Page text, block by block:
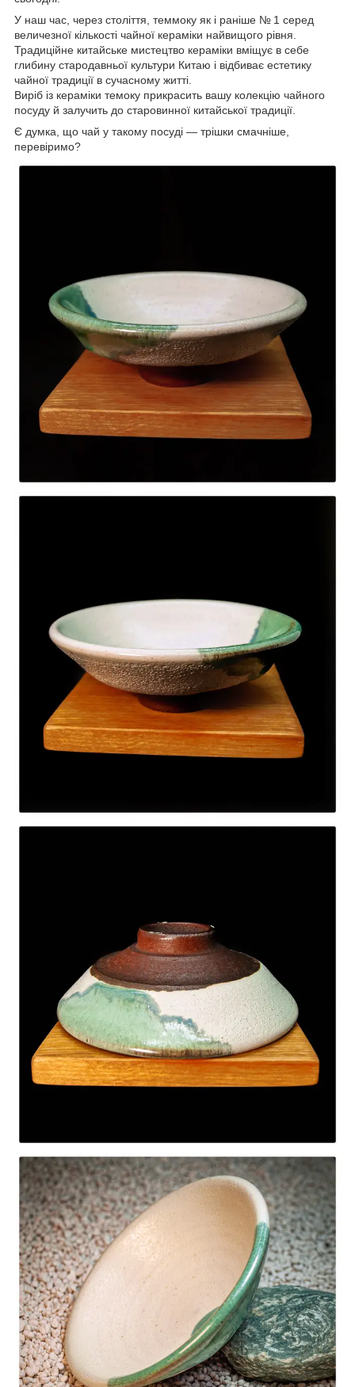
У наш час, через століття, теммоку як і раніше № 1 серед
величезної кількості чайної кераміки найвищого рівня.
Традиційне китайське мистецтво кераміки вміщує в себе
глибину стародавньої культури Китаю і відбиває естетику
чайної традиції в сучасному житті.
Виріб із кераміки темоку прикрасить вашу колекцію чайного
посуду й залучить до старовинної китайської традиції.
Є думка, що чай у такому посуді — трішки смачніше,
перевіримо?